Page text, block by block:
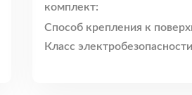
комплект:
Способ крепления к
Класс